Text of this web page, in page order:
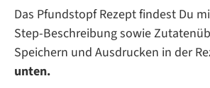
Das Pfundstopf Rezept findest Du
Step-Beschreibung sowie
Speichern und Ausdrucken in der
unten.